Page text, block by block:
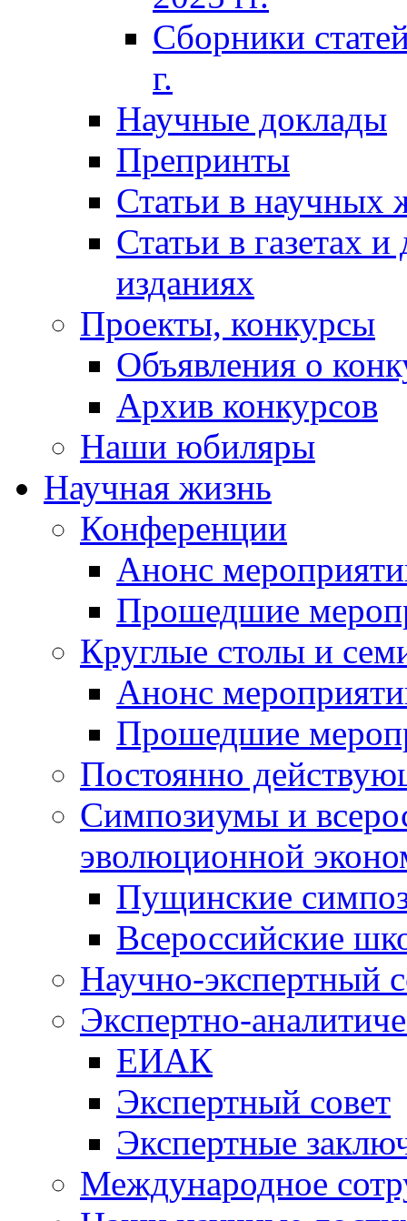
Сборники
г.
Научные доклады
Препринты
Статьи в научных
Статьи в газетах
изданиях
Проекты, конкурсы
Объявления о
Архив конкурсов
Наши юбиляры
Научная жизнь
Конференции
Анонс
Прошедшие
Круглые столы и
Анонс
Прошедшие
Постоянно
Симпозиумы и
эволюционной
Пущинские
Всероссийские
Научно-экспертный
Экспертно-
ЕИАК
Экспертный совет
Экспертные
Международное